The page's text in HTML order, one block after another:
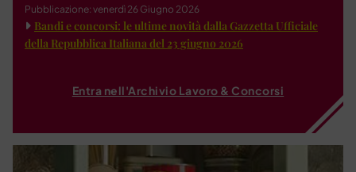
Pubblicazione: venerdì 26 Giugno 2026
Bandi e concorsi: le ultime novità dalla Gazzetta Ufficiale
della Repubblica Italiana del 23 giugno 2026
Entra nell'Archivio Lavoro & Concorsi